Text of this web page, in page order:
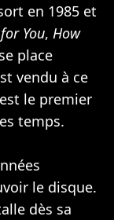
en 1985 et
You, How
se place
vendu à ce
le premier
temps.
le disque.
dès sa